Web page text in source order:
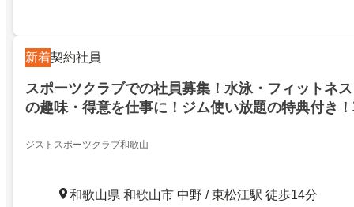
新着契約社員
スポーツクラブでの社員募集！水泳・フィットネ
の趣味・得意を仕事に！ジム使い放題の特典付き
ジストスポーツクラブ和歌山
和歌山県 和歌山市 中野 / 東松江駅 徒歩14分